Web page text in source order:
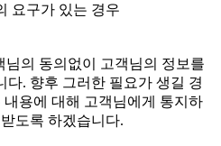
요구가 있는 경우
의 동의없이 고객님의 정보를
다. 향후 그러한 필요가 생길 경
용에 대해 고객님에게 통지하
도록 하겠습니다.